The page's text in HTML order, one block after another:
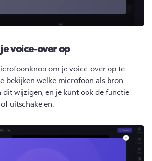
voice-over op
om je voice-over op te
bekijken welke microfoon als bron
uitschakelen.